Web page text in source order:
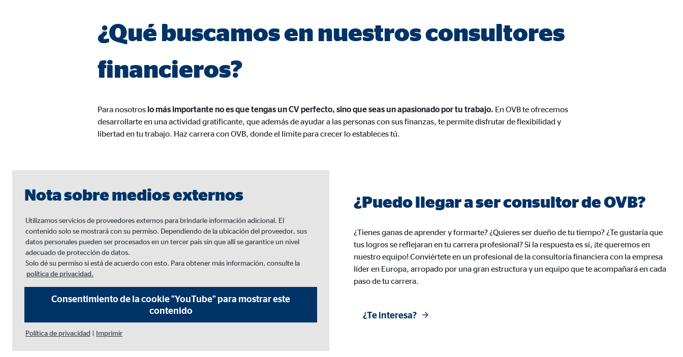
¿Qué buscamos en nuestros consultores
financieros?
Para nosotros lo más importante no es que tengas un CV perfecto, sino que seas un apasionado por tu trabajo. En OVB te ofrecemos
desarrollarte en una actividad gratificante, que además de ayudar a las personas con sus finanzas, te permite disfrutar de flexibilidad y
libertad en tu trabajo. Haz carrera con OVB, donde el límite para crecer lo estableces tú.
Nota sobre medios externos
Utilizamos servicios de proveedores externos para brindarle información adicional. El
contenido solo se mostrará con su permiso. Dependiendo de la ubicación del proveedor, sus
datos personales pueden ser procesados en un tercer país sin que allí se garantice un nivel
adecuado de protección de datos.
Solo dé su permiso si está de acuerdo con esto. Para obtener más información, consulte la
política de privacidad.
Consentimiento de la cookie "YouTube" para mostrar este
contenido
Política de privacidad | Imprimir
¿Puedo llegar a ser consultor de OVB?
¿Tienes ganas de aprender y formarte? ¿Quieres ser dueño de tu tiempo? ¿Te gustaría que
tus logros se reflejaran en tu carrera profesional? Si la respuesta es sí, ¡te queremos en
nuestro equipo! Conviértete en un profesional de la consultoría financiera con la empresa
líder en Europa, arropado por una gran estructura y un equipo que te acompañará en cada
paso de tu carrera.
¿Te interesa?
Proveedor: Google Ireland Ltd.
Duración: 1 mes
Medios de comunicación externos
cookies de medios externos se utilizan para la inserción de videos y la incorporación de mapas interactivos. El contenido de las plataformas y mapas
está bloqueado de forma predeterminada cuando visita nuestro sitio web. Si acepta las cookies de medios externos, tenga en cuenta que
Nombre: youtube
Propósito: Inserción de vídeos
Duración:
google_maps
Proveedor: Google Ireland Ltd.